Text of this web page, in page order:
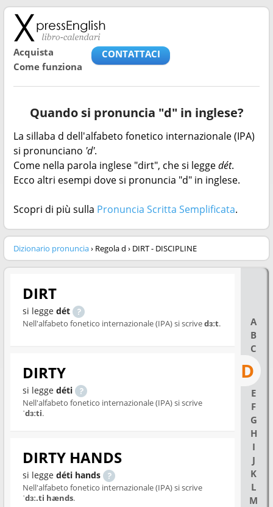
Acquista
Come funziona
CONTATTACI
Quando si pronuncia "d" in inglese?
La sillaba d dell'alfabeto fonetico internazionale (IPA)
si pronunciano 'd'.
Come nella parola inglese "dirt", che si leggedét.
Ecco altri esempi dove si pronuncia "d" in inglese.
Scopri di più sulla Pronuncia Scritta Semplificata.
Dizionario pronuncia› Regola d › DIRT - DISCIPLINE
A
B
C
D
E
F
G
H
I
J
K
L
M
DIRT
si legge dét
Nell'alfabeto fonetico internazionale (IPA) si scrivedɜːt.
DIRTY
si legge déti
Nell'alfabeto fonetico internazionale (IPA) si scrive
ˈdɜːti.
DIRTY HANDS
si legge déti hands
Nell'alfabeto fonetico internazionale (IPA) si scrive
ˈdɜː.ti hænds.